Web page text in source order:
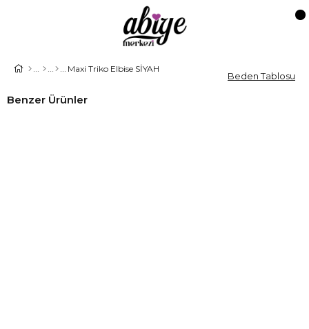
Maxi Triko Elbise SİYAH
Benzer Ürünler
Beden Tablosu